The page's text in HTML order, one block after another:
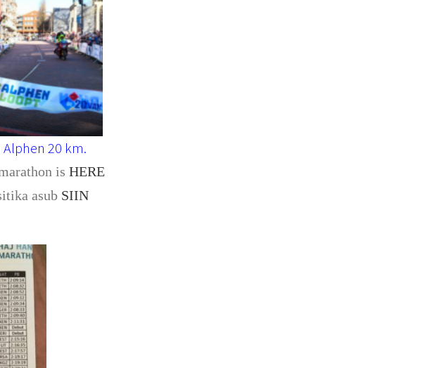
Alphen 20 km.
is HERE
asub SIIN